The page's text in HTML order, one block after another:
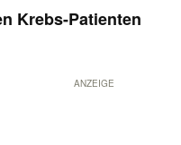
Krebs-Patienten
ANZEIGE